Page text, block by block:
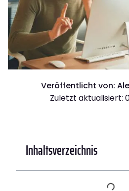
Veröffentlicht von:
Zuletzt aktualisiert:
Inhaltsverzeichnis